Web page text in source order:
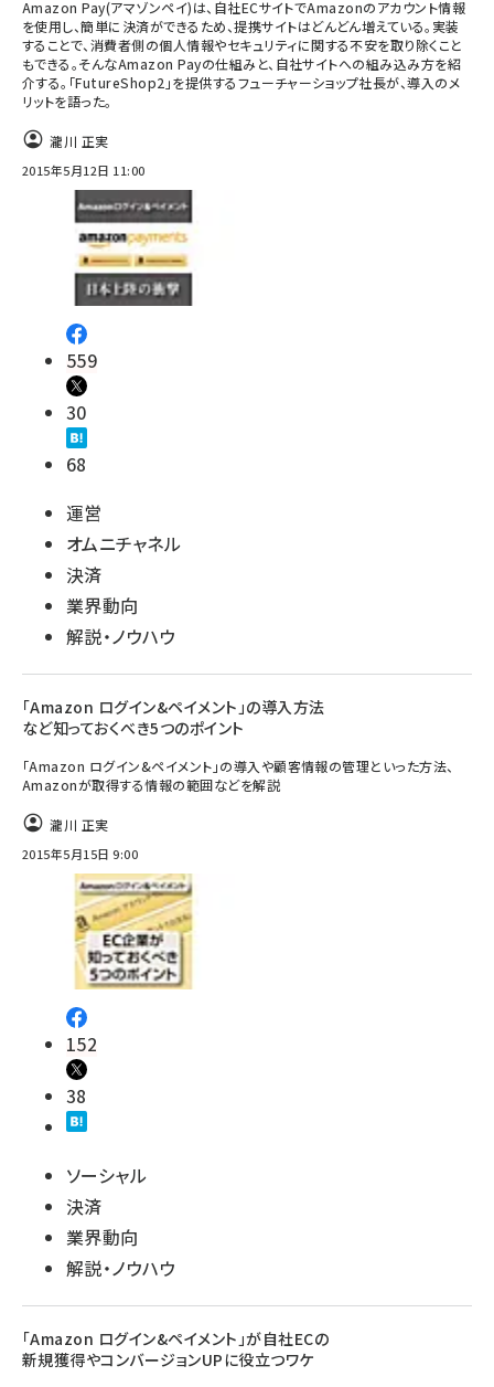
Amazon Pay(アマゾンペイ)は、自社ECサイトでAmazonのアカウント情報
を使用し、簡単に決済ができるため、提携サイトはどんどん増えている。実装
することで、消費者側の個人情報やセキュリティに関する不安を取り除くこと
もできる。そんなAmazon Payの仕組みと、自社サイトへの組み込み方を紹
介する。「FutureShop2」を提供するフューチャーショップ社長が、導入のメ
リットを語った。
瀧川 正実
2015年5月12日 11:00
559
30
68
運営
オムニチャネル
決済
業界動向
解説・ノウハウ
「Amazon ログイン&ペイメント」の導入方法
など知っておくべき5つのポイント
「Amazon ログイン&ペイメント」の導入や顧客情報の管理といった方法、
Amazonが取得する情報の範囲などを解説
瀧川 正実
2015年5月15日 9:00
152
38
ソーシャル
決済
業界動向
解説・ノウハウ
「Amazon ログイン&ペイメント」が自社ECの
新規獲得やコンバージョンUPに役立つワケ